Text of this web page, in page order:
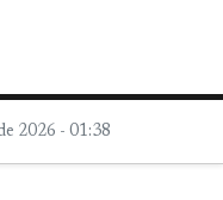
2026 - 01:38